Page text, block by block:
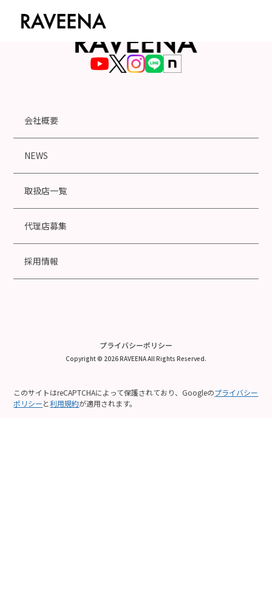
会社概要
NEWS
取扱店一覧
代理店募集
採用情報
プライバシーポリシー
Copyright © 2026 RAVEENA All Rights Reserved.
このサイトはreCAPTCHAによって保護されており、Googleのプライバシー
ポリシーと利用規約が適用されます。